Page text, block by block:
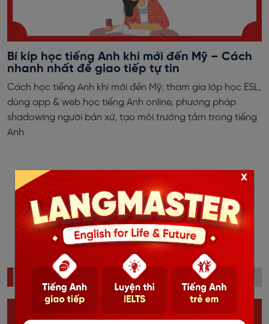
Bí kíp học tiếng Anh khi mới đến Mỹ – Cách
nhanh nhất để giao tiếp tự tin
Cách học tiếng Anh khi mới đến Mỹ: tham gia lớp học ESL,
dùng app & web học tiếng Anh online, phương pháp
shadowing người bản xứ, tạo môi trường tắm trong tiếng
Anh
‹ 1 2 ... 5 6 7 8 9 10
11 ... 24 25 ›
ĐỌC NHIỀU
x